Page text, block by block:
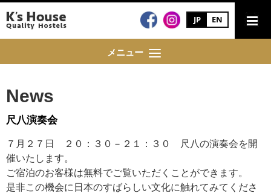
JP EN
メニュー
News
尺八演奏会
７月２７日 ２０：３０－２１：３０ 尺八の演奏会を開
催いたします。
ご宿泊のお客様は無料でご覧いただくことができます。
是非この機会に日本のすばらしい文化に触れてみてくださ